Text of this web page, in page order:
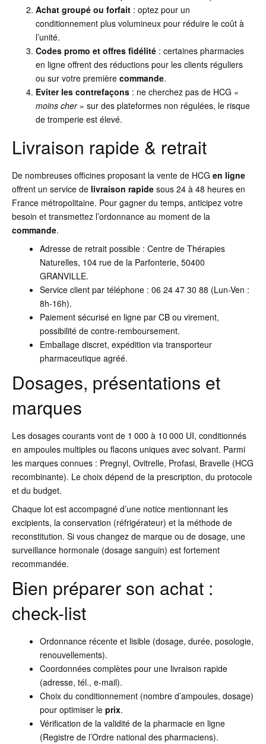
Achat groupé ou forfait : optez pour un
conditionnement plus volumineux pour réduire le coût à
l’unité.
Codes promo et offres fidélité : certaines pharmacies
en ligne offrent des réductions pour les clients réguliers
ou sur votre première commande.
Eviter les contrefaçons : ne cherchez pas de HCG «
moins cher» sur des plateformes non régulées, le risque
de tromperie est élevé.
Livraison rapide & retrait
De nombreuses officines proposant la vente de HCG en ligne
offrent un service de livraison rapide sous 24 à 48 heures en
France métropolitaine. Pour gagner du temps, anticipez votre
besoin et transmettez l’ordonnance au moment de la
commande.
Adresse de retrait possible : Centre de Thérapies
Naturelles, 104 rue de la Parfonterie, 50400
GRANVILLE.
Service client par téléphone : 06 24 47 30 88 (Lun-Ven :
8h-16h).
Paiement sécurisé en ligne par CB ou virement,
possibilité de contre-remboursement.
Emballage discret, expédition via transporteur
pharmaceutique agréé.
Dosages, présentations et
marques
Les dosages courants vont de 1 000 à 10 000 UI, conditionnés
en ampoules multiples ou flacons uniques avec solvant. Parmi
les marques connues : Pregnyl, Ovitrelle, Profasi, Bravelle (HCG
recombinante). Le choix dépend de la prescription, du protocole
et du budget.
Chaque lot est accompagné d’une notice mentionnant les
excipients, la conservation (réfrigérateur) et la méthode de
reconstitution. Si vous changez de marque ou de dosage, une
surveillance hormonale (dosage sanguin) est fortement
recommandée.
Bien préparer son achat :
check-list
Ordonnance récente et lisible (dosage, durée, posologie,
renouvellements).
Coordonnées complètes pour une livraison rapide
(adresse, tél., e-mail).
Choix du conditionnement (nombre d’ampoules, dosage)
pour optimiser le prix.
Vérification de la validité de la pharmacie en ligne
(Registre de l’Ordre national des pharmaciens).